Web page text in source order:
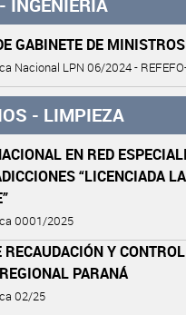
GABINETE DE MINISTROS
Nacional LPN 06/2024 -
- LIMPIEZA
EN RED
“LICENCIADA
0001/2025
RECAUDACIÓN Y
PARANÁ
02/25